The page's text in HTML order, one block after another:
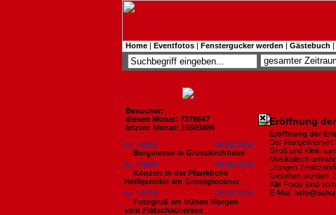
Home | Eventfotos | Fenstergucker werden | Gästebuch |
Besucher:
diesen Monat: 7378647
letzten Monat: 15503886
Nr. 18801
06.08.2026
Bergmesse in Grosskirchheim
Nr. 18800
03.08.2026
Konzert in der Pfarrkirche
Heiligenblut am Grossglockner
Nr. 18799
03.08.2026
Fotogruß am frühen Morgen
vom Flatschachersee
Eröffnung
Eröffnung der
Der Rangetinerwirt
Groß und Klein
Musikalisch
„Jungen
Gesehen wurden:
Alle Fotos sind
E-Mail: